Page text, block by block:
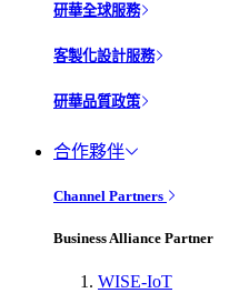
研華全球服務
客製化設計服務
研華品質政策
合作夥伴
Channel Partners
Business Alliance Partner
WISE-IoT